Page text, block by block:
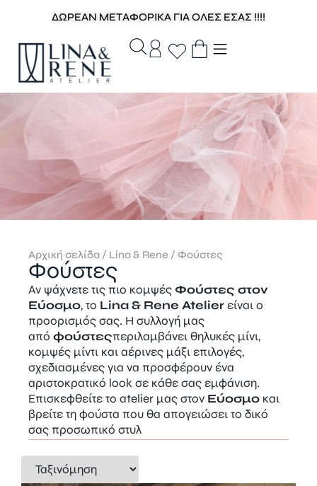
ΔΩΡΕΑΝ ΜΕΤΑΦΟΡΙΚΑ ΓΙΑ ΟΛΕΣ ΕΣΑΣ !!!!
Αρχική σελίδα / Lina & Rene / Φούστες
Φούστες
Αν ψάχνετε τις πιο κομψές Φούστες στον
Εύοσμο, το Lina & Rene Atelierείναι ο
προορισμός σας. Η συλλογή μας
από φούστεςπεριλαμβάνει θηλυκές μίνι,
κομψές μίντι και αέρινες μάξι επιλογές,
σχεδιασμένες για να προσφέρουν ένα
αριστοκρατικό look σε κάθε σας εμφάνιση.
Επισκεφθείτε το atelier μας στον Εύοσμο και
βρείτε τη φούστα που θα απογειώσει το δικό
σας προσωπικό στυλ